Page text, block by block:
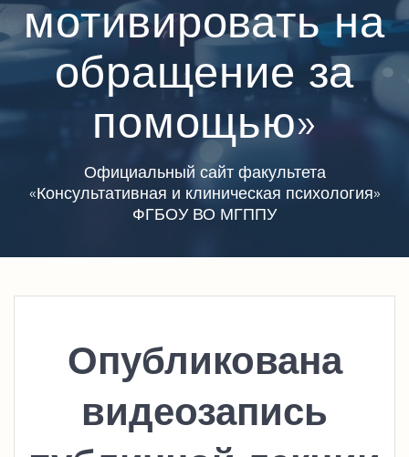
мотивировать на
обращение за
помощью»
Официальный сайт факультета
«Консультативная и клиническая психология»
ФГБОУ ВО МГППУ
Опубликована
видеозапись